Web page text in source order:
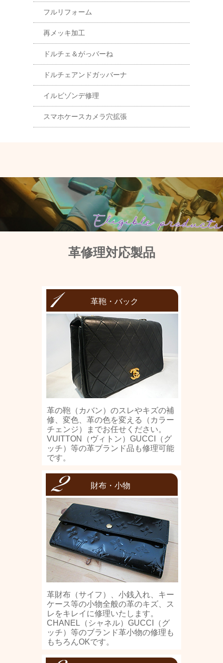
フルリフォーム
再メッキ加工
ドルチェ＆がっバーね
ドルチェアンドガッバーナ
イルビゾンデ修理
スマホケースカメラ穴拡張
革修理対応製品
革鞄・バック
革の鞄（カバン）のスレやキズの補
修、変色、革の色を変える（カラー
チェンジ）までお任せください。
VUITTON（ヴィトン）GUCCI（グ
ッチ）等の革ブランド品も修理可能
です。
財布・小物
革財布（サイフ）、小銭入れ、キー
ケース等の小物全般の革のキズ、ス
レをキレイに修理いたします。
CHANEL（シャネル）GUCCI（グ
ッチ）等のブランド革小物の修理も
もちろんOKです。